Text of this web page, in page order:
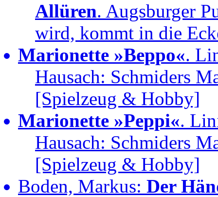
Allüren. Augsburger
wird, kommt in die
Marionette »Beppo«.
Hausach: Schmiders
[Spielzeug & Hobby]
Marionette »Peppi«.
Hausach: Schmiders
[Spielzeug & Hobby]
Boden, Markus: Der